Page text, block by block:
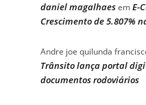
daniel magalhaesemE-
Crescimento de 5.807%
Andre joe quilunda
Trânsito lança portal
documentos rodoviários